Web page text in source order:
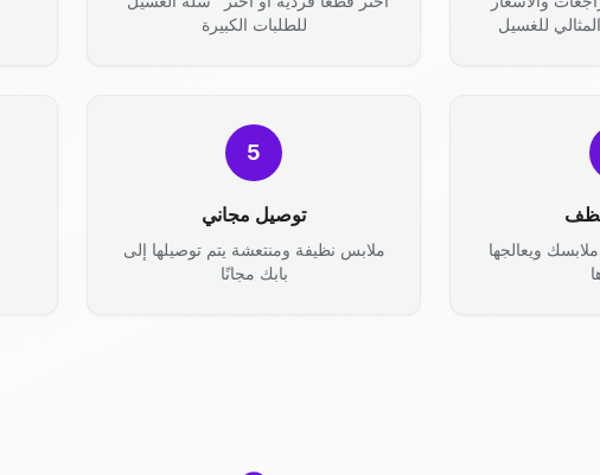
للغسيل
للطلبات الكبيرة
ويعالجها
5
توصيل مجاني
ملابس نظيفة ومنتعشة يتم توصيلها إلى
بابك مجانًا